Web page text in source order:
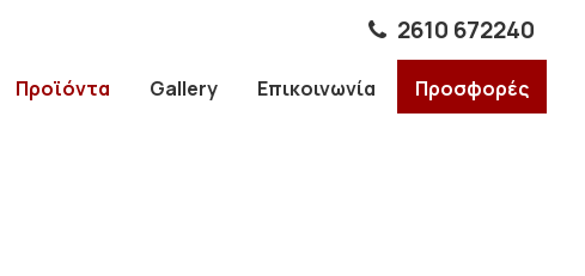
2610 672240
Προϊόντα Gallery Επικοινωνία Προσφορές